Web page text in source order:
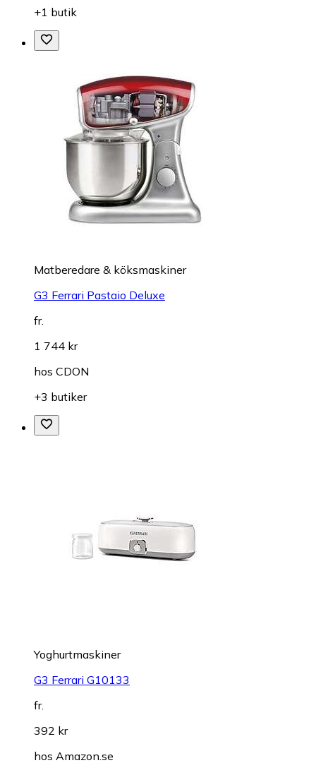
+1 butik
Matberedare & köksmaskiner
G3 Ferrari Pastaio Deluxe
fr.
1 744 kr
hos CDON
+3 butiker
Yoghurtmaskiner
G3 Ferrari G10133
fr.
392 kr
hos Amazon.se